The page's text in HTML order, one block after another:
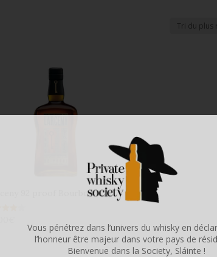
92 proof Bourbon 46%
Vous pénétrez dans l’univers du whisky en
l’honneur être majeur dans votre pays de
Bienvenue dans la Society, Sláinte !